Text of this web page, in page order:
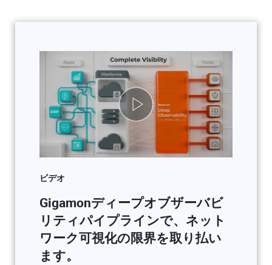
ビデオ
Gigamonディープオブザーバビ
リティパイプラインで、ネット
ワーク可視化の限界を取り払い
ます。